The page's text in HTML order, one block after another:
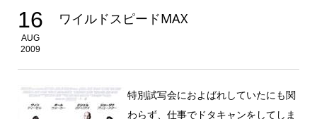
16
AUG
2009
ワイルドスピードMAX
特別試写会におよばれしていたにも関
わらず、仕事でドタキャンをしてしま